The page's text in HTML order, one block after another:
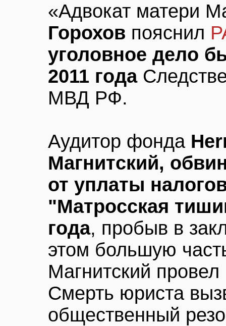
«Адвокат матери
Горохов пояснил
уголовное дело
2011 года
МВД РФ.
Аудитор фонда
Магнитский,
от уплаты
"Матросская
года, пробыв в
этом большую
Магнитский
Смерть юриста
общественный